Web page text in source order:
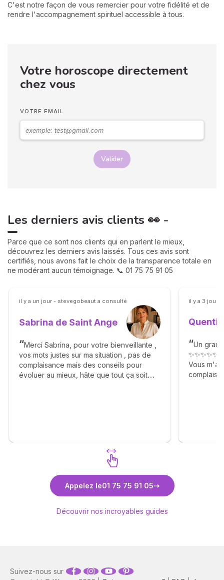
C'est notre façon de vous remercier pour votre fidélité et de
rendre l'accompagnement spirituel accessible à tous.
Votre horoscope directement
chez vous
VOTRE EMAIL
Valider
Les derniers avis clients 👀 -
Parce que ce sont nos clients qui en parlent le mieux,
découvrez les derniers avis laissés. Tous ces avis sont
certifiés, nous avons fait le choix de la transparence totale en
ne modérant aucun témoignage. 📞 01 75 75 91 05
il y a un jour - stevegobeaut a consulté
Sabrina de Saint Ange
Merci Sabrina, pour votre bienveillante ,
vos mots justes sur ma situation , pas de
complaisance mais des conseils pour
évoluer au mieux, hâte que tout ça soit
Découvrez Sabrina de Saint Ange
il y a 3
Un
Vous
Appelez le01 75 75 91 05
Découvrir nos incroyables guides
Suivez-nous sur